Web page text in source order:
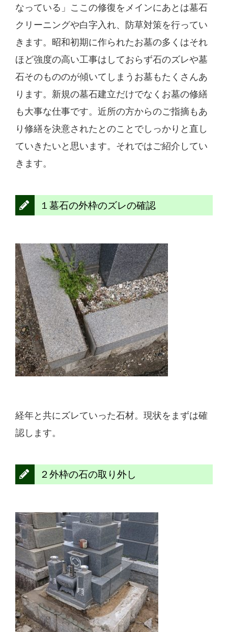
なっている」ここの修復をメインにあとは墓石
クリーニングや白字入れ、防草対策を行ってい
きます。昭和初期に作られたお墓の多くはそれ
ほど強度の高い工事はしておらず石のズレや墓
石そのもののが傾いてしまうお墓もたくさんあ
ります。新規の墓石建立だけでなくお墓の修繕
も大事な仕事です。近所の方からのご指摘もあ
り修繕を決意されたとのことでしっかりと直し
ていきたいと思います。それではご紹介してい
きます。
１墓石の外枠のズレの確認
経年と共にズレていった石材。現状をまずは確
認します。
２外枠の石の取り外し